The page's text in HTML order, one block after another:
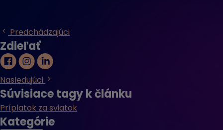
Predchádzajúci
Zdieľať
Nasledujúci
Súvisiace tagy k článku
Príplatok za sviatok
Kategórie